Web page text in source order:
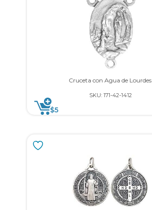
Cruceta con Agua de Lourdes
SKU: 171-42-1412
$5